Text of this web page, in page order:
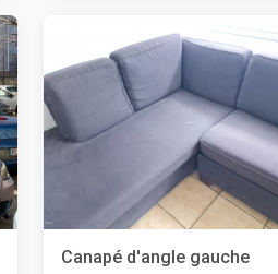
Canapé d'angle gauche